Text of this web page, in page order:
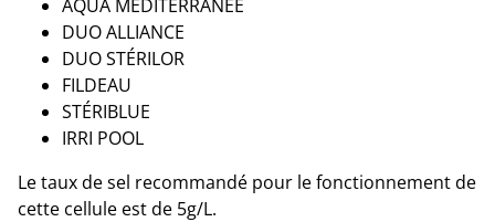
AQUA MÉDITERRANÉE
DUO ALLIANCE
DUO STÉRILOR
FILDEAU
STÉRIBLUE
IRRI POOL
Le taux de sel recommandé pour le fonctionnement de
cette cellule est de 5g/L.